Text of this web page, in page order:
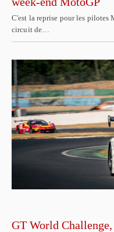
C'est la reprise pour les pilotes
circuit de…
GT World